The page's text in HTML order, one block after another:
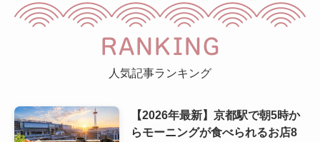
RANKING
人気記事ランキング
【2026年最新】京都駅で朝5時か
らモーニングが食べられるお店8